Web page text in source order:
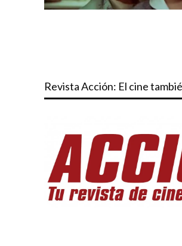
Revista Acción: El cine